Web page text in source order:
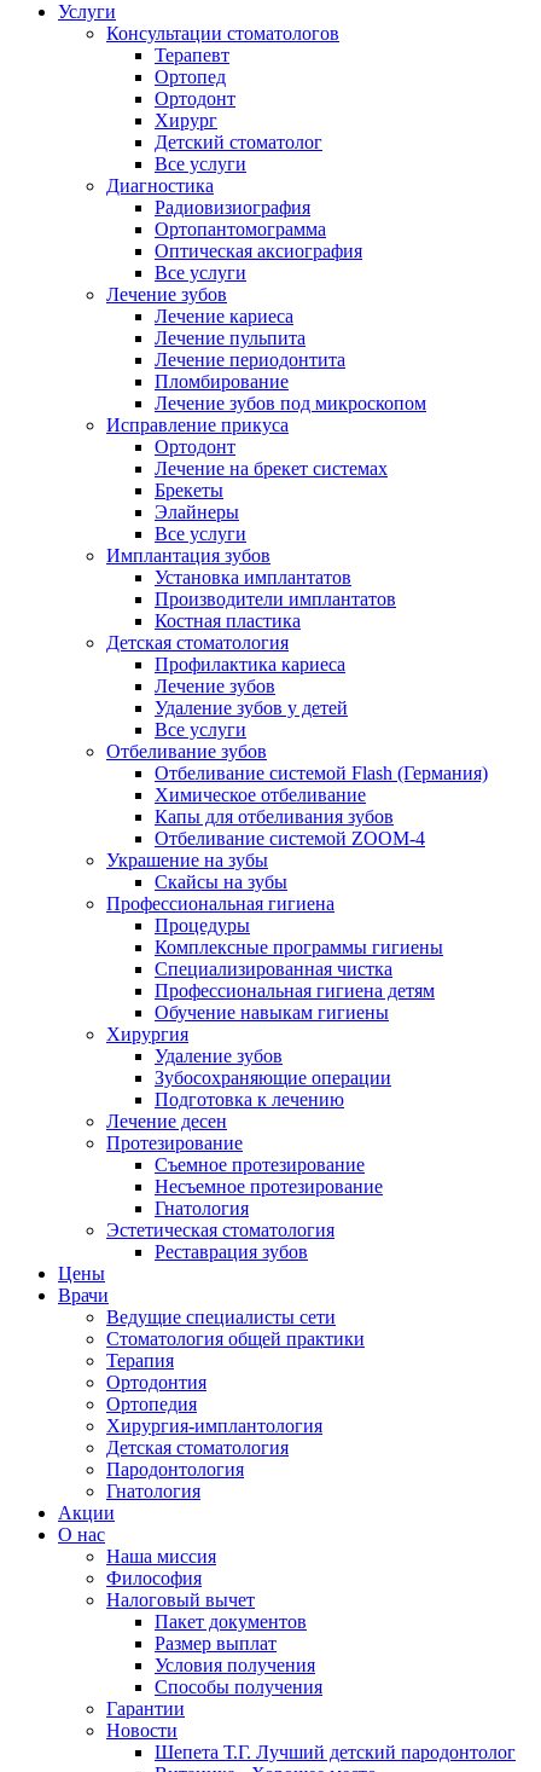
Услуги
Консультации стоматологов
Терапевт
Ортопед
Ортодонт
Хирург
Детский стоматолог
Все услуги
Диагностика
Радиовизиография
Ортопантомограмма
Оптическая аксиография
Все услуги
Лечение зубов
Лечение кариеса
Лечение пульпита
Лечение периодонтита
Пломбирование
Лечение зубов под микроскопом
Исправление прикуса
Ортодонт
Лечение на брекет системах
Брекеты
Элайнеры
Все услуги
Имплантация зубов
Установка имплантатов
Производители имплантатов
Костная пластика
Детская стоматология
Профилактика кариеса
Лечение зубов
Удаление зубов у детей
Все услуги
Отбеливание зубов
Отбеливание системой Flash (Германия)
Химическое отбеливание
Капы для отбеливания зубов
Отбеливание системой ZOOM-4
Украшение на зубы
Скайсы на зубы
Профессиональная гигиена
Процедуры
Комплексные программы гигиены
Специализированная чистка
Профессиональная гигиена детям
Обучение навыкам гигиены
Хирургия
Удаление зубов
Зубосохраняющие операции
Подготовка к лечению
Лечение десен
Протезирование
Съемное протезирование
Несъемное протезирование
Гнатология
Эстетическая стоматология
Реставрация зубов
Цены
Врачи
Ведущие специалисты сети
Стоматология общей практики
Терапия
Ортодонтия
Ортопедия
Хирургия-имплантология
Детская стоматология
Пародонтология
Гнатология
Акции
О нас
Наша миссия
Философия
Налоговый вычет
Пакет документов
Размер выплат
Условия получения
Способы получения
Гарантии
Новости
Шепета Т.Г. Лучший детский пародонтолог